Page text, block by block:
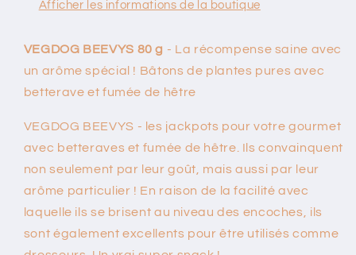
Afficher les informations de la boutique
VEGDOG BEEVYS 80 g - La récompense saine avec
un arôme spécial ! Bâtons de plantes pures avec
betterave et fumée de hêtre
VEGDOG BEEVYS - les jackpots pour votre gourmet
avec betteraves et fumée de hêtre. Ils convainquent
non seulement par leur goût, mais aussi par leur
arôme particulier ! En raison de la facilité avec
laquelle ils se brisent au niveau des encoches, ils
sont également excellents pour être utilisés comme